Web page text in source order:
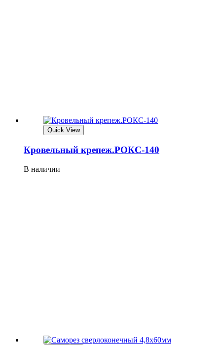
Quick View
Кровельный крепеж.РОКС-140
В наличии